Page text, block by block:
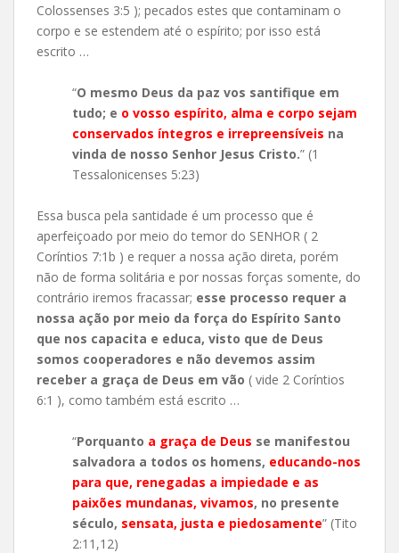
Colossenses 3:5 ); pecados estes que contaminam o
corpo e se estendem até o espírito; por isso está
escrito …
“O mesmo Deus da paz vos santifique em
tudo; e o vosso espírito, alma e corpo sejam
conservados íntegros e irrepreensíveis na
vinda de nosso Senhor Jesus Cristo.” (1
Tessalonicenses 5:23)
Essa busca pela santidade é um processo que é
aperfeiçoado por meio do temor do SENHOR ( 2
Coríntios 7:1b ) e requer a nossa ação direta, porém
não de forma solitária e por nossas forças somente, do
contrário iremos fracassar; esse processo requer a
nossa ação por meio da força do Espírito Santo
que nos capacita e educa, visto que de Deus
somos cooperadores e não devemos assim
receber a graça de Deus em vão ( vide 2 Coríntios
6:1 ), como também está escrito …
“Porquanto a graça de Deus se manifestou
salvadora a todos os homens, educando-nos
para que, renegadas a impiedade e as
paixões mundanas, vivamos, no presente
século, sensata, justa e piedosamente” (Tito
2:11,12)